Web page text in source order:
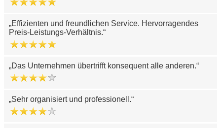
Effizienten und freundlichen Service. Hervorragendes
Preis-Leistungs-Verhältnis.
Das Unternehmen übertrifft konsequent alle anderen.
Sehr organisiert und professionell.